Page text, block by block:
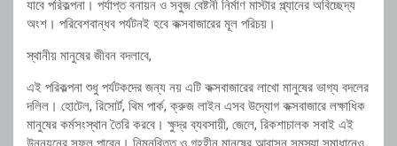
যাবে পরিকল্পনা। পর্যাপ্ত বনায়ন ও সবুজ বেষ্টনী নির্মাণ মাস্টার প্ল্যানের অবিচ্ছেদ্য
অংশ। পরিবেশবান্ধব পর্যটনই হবে কক্সবাজারের মূল পরিচয়।
স্থানীয় মানুষের জীবন বদলাবে,
এই পরিকল্পনা শুধু পর্যটকদের জন্য নয় এটি কক্সবাজারের লাখো মানুষের ভাগ্য বদলের
দলিল। হোটেল, রিসোর্ট, থিম পার্ক, ক্রুজ লাইন এসব উদ্যোগ কক্সবাজারে লক্ষাধিক
মানুষের কর্মসংস্থান তৈরি করবে। ক্ষুদ্র ব্যবসায়ী, জেলে, রিকশাচালক সবাই এই